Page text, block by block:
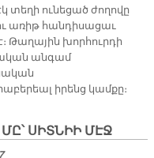
տեղի ունեցած ժողովը
առիթ հանդիսացաւ
Թաղային խորհուրդի
անգամ
իրենց կամքը։
ՍԻՏ­ՆԻԻ ՄԷՋ